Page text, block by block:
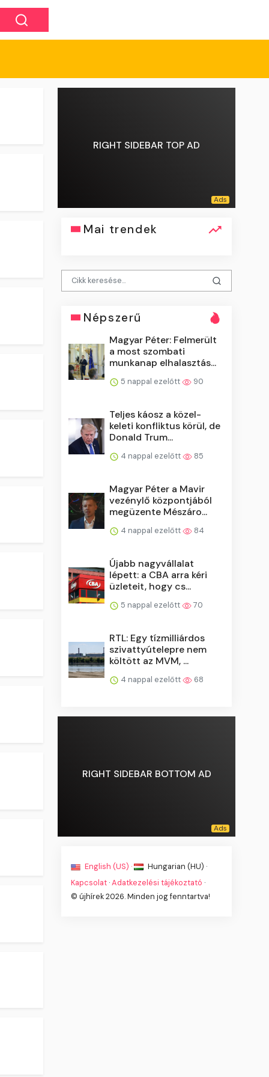
RIGHT SIDEBAR TOP AD
Mai trendek
Népszerű
Magyar Péter: Felmerült
a most szombati
munkanap elhalasztás...
5 nappal ezelőtt 90
Teljes káosz a közel-
keleti konfliktus körül, de
Donald Trum...
4 nappal ezelőtt 85
Magyar Péter a Mavir
vezénylő központjából
megüzente Mészáro...
4 nappal ezelőtt 84
Újabb nagyvállalat
lépett: a CBA arra kéri
üzleteit, hogy cs...
5 nappal ezelőtt 70
RTL: Egy tízmilliárdos
szivattyútelepre nem
költött az MVM, ...
4 nappal ezelőtt 68
RIGHT SIDEBAR BOTTOM AD
English (US) ·
Hungarian (HU) ·
Kapcsolat ·Adatkezelési tájékoztató ·
© újhírek 2026. Minden jog fenntartva!